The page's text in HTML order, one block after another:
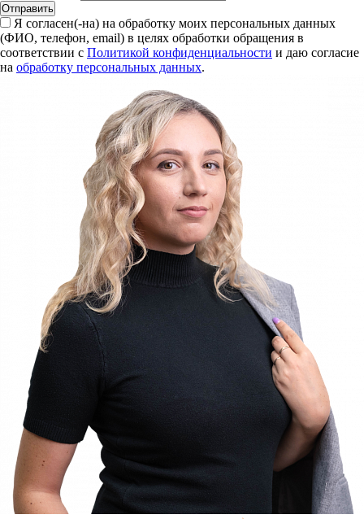
Отправить
Я согласен(-на) на обработку моих персональных данных
(ФИО, телефон, email) в целях обработки обращения в
соответствии с Политикой конфиденциальности и даю согласие
на обработку персональных данных.